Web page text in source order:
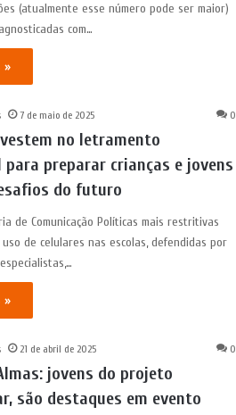
(atualmente esse número pode ser maior)
com…
»
7 de maio de 2025 0
no letramento
para preparar crianças e jovens
do futuro
de Comunicação Políticas mais restritivas
de celulares nas escolas, defendidas por
»
21 de abril de 2025 0
jovens do projeto
são destaques em evento